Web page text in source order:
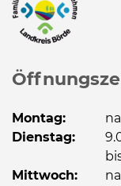
Montag:
Dienstag:
Mittwoch: